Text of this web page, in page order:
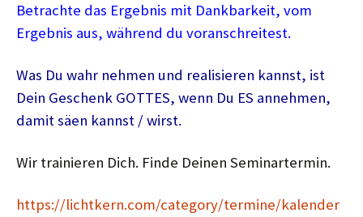
Betrachte das Ergebnis mit Dankbarkeit, vom
Ergebnis aus, während du voranschreitest.
Was Du wahr nehmen und realisieren kannst, ist
Dein Geschenk GOTTES, wenn Du ES annehmen,
damit säen kannst / wirst.
Wir trainieren Dich. Finde Deinen Seminartermin.
https://lichtkern.com/category/termine/kalender